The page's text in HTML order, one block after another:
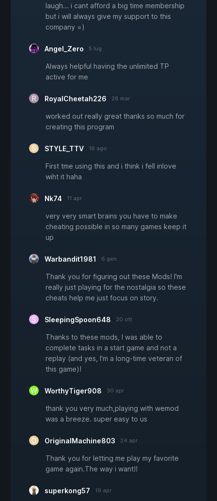
laugh... i cant afford a big time membership
but i will always give my support to this
company =)
Angel_Zero 5 lug
Always helpful having the unlimited TP
active for me
RoyalCheetah226 28 mar
worked out really great thanks so much for
creating this program
STYLE_TTV 16 ago
First tme using this and i think i fell inlove
wiht it haha
Nk74 11 apr
very very smart brains you have to make
cheating possible in so many games keep it
up
Warbandit1981 6 gen
Thank you for figuring out these Mods! I'm
really just playing for the nostalgia so these
cheats help me just focus on story.
SleepingSpoon648 20 ott
Thanks to these mods, I was able to
complete tasks in a start game and not a
replay (and yes, I'm a long-time veteran of
this game)!
WorthyTiger908 30 apr
thank you very much,playing with wemod
was a breeze. super easy to us
OriginalMachine803 24 apr
Thank you for letting me play my favorite
game again.The way i want!!
superkong57 19 apr